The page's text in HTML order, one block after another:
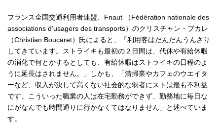
フランス全国交通利用者連盟、Fnaut （Fédération nationale des
associations d’usagers des transports）のクリスチャン・ブカレ
（Christian Boucaret）氏によると、「利用客はだんだんうんざり
してきています。ストライキも最初の２日間は、代休や有給休暇
の消化で何とかするとしても、有給休暇はストライキの日程のよ
うに延長はされません。」しかも、「清掃業やカフェのウエイタ
ーなど、収入が決して高くない社会的な弱者にストは最も不利益
です。こういった職業の人は在宅勤務ができず、勤務地に毎日な
にがなんでも時間通りに行かなくてはなりません」と述べていま
す。